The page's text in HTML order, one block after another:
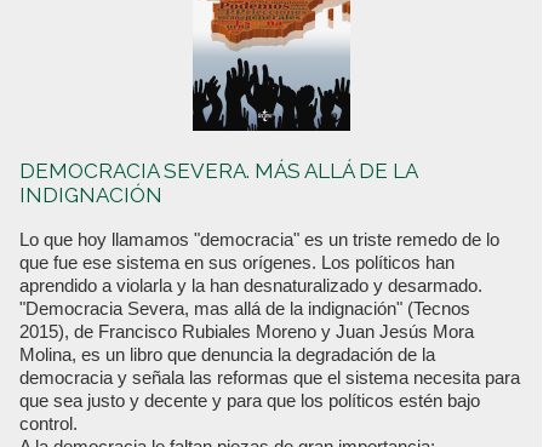
DEMOCRACIA SEVERA. MÁS ALLÁ DE LA
INDIGNACIÓN
Lo que hoy llamamos "democracia" es un triste remedo de lo
que fue ese sistema en sus orígenes. Los políticos han
aprendido a violarla y la han desnaturalizado y desarmado.
"Democracia Severa, mas allá de la indignación" (Tecnos
2015), de Francisco Rubiales Moreno y Juan Jesús Mora
Molina, es un libro que denuncia la degradación de la
democracia y señala las reformas que el sistema necesita para
que sea justo y decente y para que los políticos estén bajo
control.